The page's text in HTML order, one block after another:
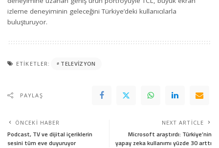
izleme deneyiminin geleceğini Türkiye’deki kullanıcılarla
buluşturuyor.
ETIKETLER: TELEVIZYON
PAYLAŞ
ÖNCEKI HABER
Podcast, TV ve dijital içeriklerin
sesini tüm eve duyuruyor
NEXT ARTICLE
Microsoft araştırdı: Türkiye’nin
yapay zeka kullanımı yüzde 30 arttı